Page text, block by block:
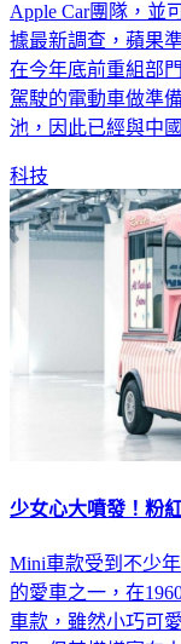
子，近日天風國際
Apple Car團隊，並
據最新調查，蘋果
在今年底前重組部
駕駛的電動車做準
科技
Mini車款受到不少
的愛車之一，在